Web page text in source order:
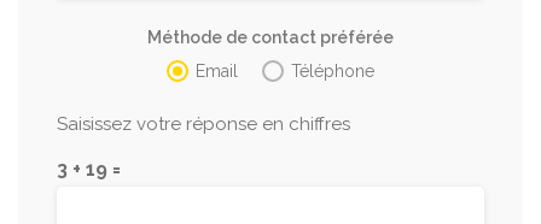
Méthode de contact préférée
Email
Téléphone
Saisissez votre réponse en chiffres
3 + 19 =